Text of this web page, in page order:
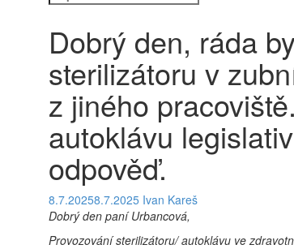
Dobrý den, ráda
sterilizátoru v
z jiného
autoklávu
odpověď.
8.7.20258.7.2025 Ivan Kareš
Dobrý den paní Urbancová,
Provozování sterilizátoru/ autoklávu ve